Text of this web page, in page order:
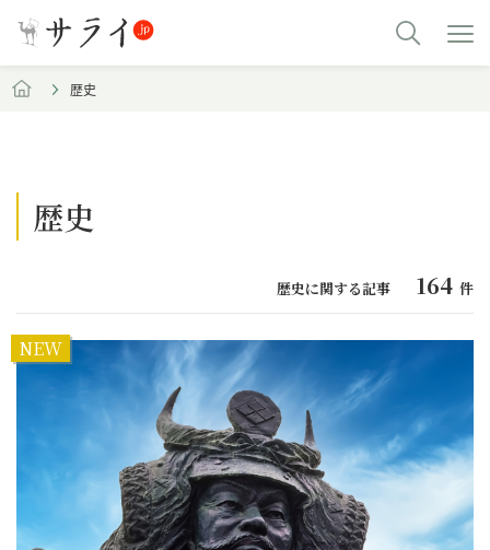
歴史
歴史
歴史に関する記事 164 件
NEW